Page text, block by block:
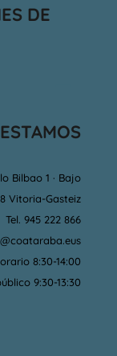
DE
Bilbao 1 · Bajo
Vitoria-Gasteiz
Tel. 945 222 866
8:30-14:00
9:30-13:30